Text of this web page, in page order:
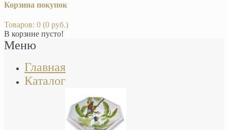
Корзина покупок
Товаров: 0 (0 руб.)
В корзине пусто!
Меню
Главная
Каталог